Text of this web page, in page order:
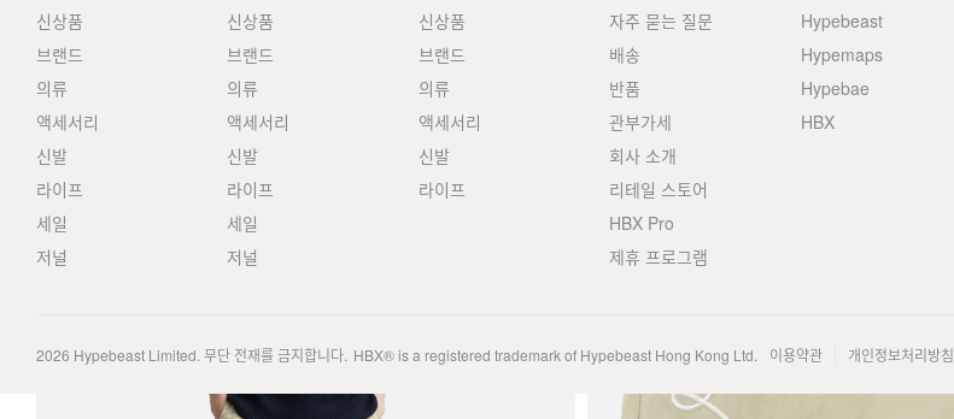
신상품
브랜드
의류
액세서리
신발
라이프
세일
저널
신상품
브랜드
의류
액세서리
신발
라이프
세일
저널
신상품
브랜드
의류
액세서리
신발
라이프
자주 묻는 질문
배송
반품
관부가세
회사 소개
리테일 스토어
HBX Pro
제휴 프로그램
Hypebeast
Hypemaps
Hypebae
HBX
2026 Hypebeast Limited. 무단 전재를 금지합니다. HBX® is a registered trademark of Hypebeast Hong Kong Ltd. 이용약관 개인정보처리방침